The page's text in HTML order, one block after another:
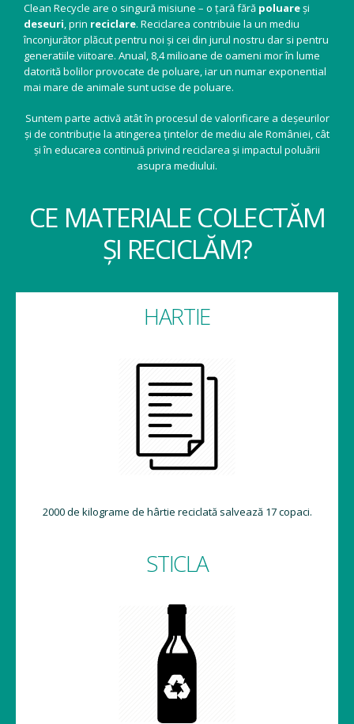
Clean Recycle are o singură misiune – o țară fără poluareși
deseuri, prin reciclare. Reciclarea contribuie la un mediu
înconjurător plăcut pentru noi și cei din jurul nostru dar si pentru
generatiile viitoare. Anual, 8,4 milioane de oameni mor în lume
datorită bolilor provocate de poluare, iar un numar exponential
mai mare de animale sunt ucise de poluare.
Suntem parte activă atât în procesul de valorificare a deșeurilor
și de contribuție la atingerea țintelor de mediu ale României, cât
și în educarea continuă privind reciclarea și impactul poluării
asupra mediului.
CE MATERIALE COLECTĂM
ȘI RECICLĂM?
HARTIE
2000 de kilograme de hârtie reciclată salvează 17 copaci.
STICLA